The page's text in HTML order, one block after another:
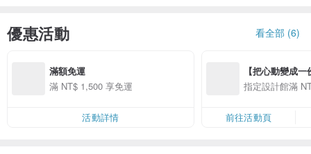
優惠活動 看全部 (6)
滿額免運
滿 NT$ 1,500 享免運
活動詳情
【把心動變成
精選品牌全館滿
指定設計館滿
前往活動頁